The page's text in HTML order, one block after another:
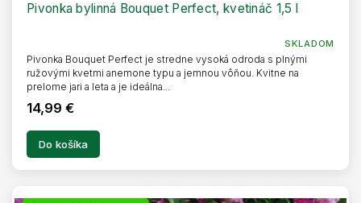
Pivonka bylinná Bouquet Perfect, kvetináč 1,5 l
SKLADOM
14,99 €
Do košíka
Pivonka Bouquet Perfect je stredne vysoká odroda s plnými
ružovými kvetmi anemone typu a jemnou vôňou. Kvitne na
prelome jari a leta a je ideálna...